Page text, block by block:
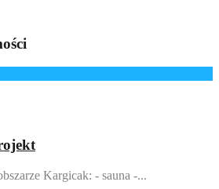
Kargicak: - sauna -...